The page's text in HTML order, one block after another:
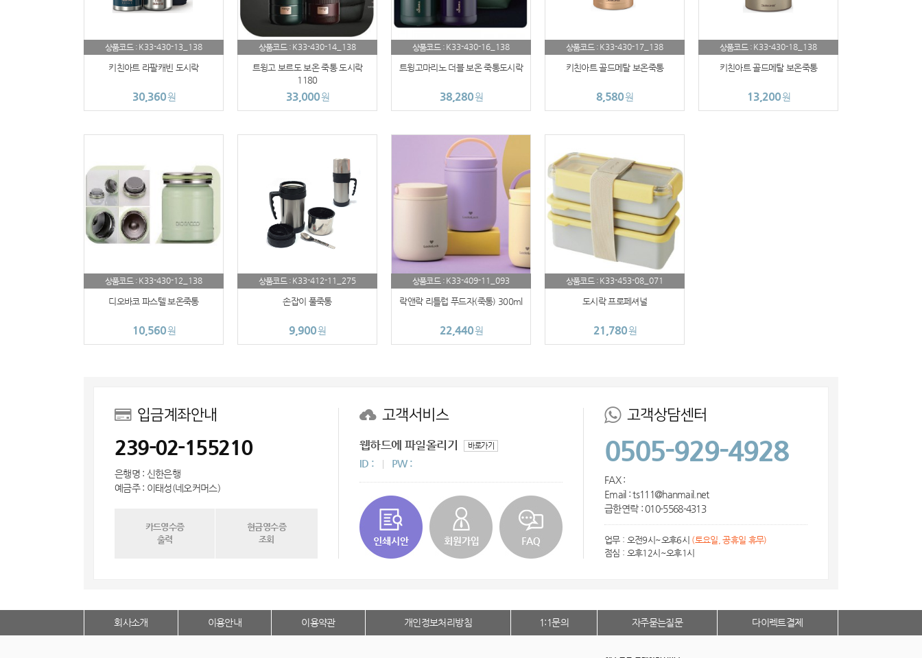
AP-100017
AP-100013
수건
AP-100036
시계
AP-100029
AP-100121
AP-100010
AP-100110
AP-100070
AP-100037
AP-100059
AP-100019
상품코드 : K33-430-13_138
키친아트 라팔캐빈 도시락
30,360원
상품코드 : K33-430-14_138
트윙고 보르도 보온 죽통 도시락
1180
33,000원
상품코드 : K33-430-16_138
트윙고마리노 더블 보온 죽통도시락
38,280원
상품코드 : K33-430-17_138
키친아트 골드메탈 보온죽통
8,580원
상품코드 : K33-430-18_138
키친아트 골드메탈 보온죽통
13,200원
상품코드 : K33-430-12_138
디오바코 파스텔 보온죽통
10,560원
상품코드 : K33-412-11_275
손잡이 풀죽통
9,900원
상품코드 : K33-409-11_093
락앤락 리틀럽 푸드자(죽통) 300ml
22,440원
상품코드 : K33-453-08_071
도시락 프로페셔널
21,780원
입금계좌안내
239-02-155210
은행명 : 신한은행
예금주 : 이태성(네오커머스)
카드영수증
출력
현금영수증
조회
고객서비스
웹하드에 파일올리기 바로가기
ID : PW :
고객상담센터
0505-929-4928
FAX :
Email : ts111@hanmail.net
급한연락 : 010-5568-4313
업무 : 오전9시~오후6시 (토요일, 공휴일 휴무)
점심 : 오후12시~오후1시
회사소개 이용안내 이용약관 개인정보처리방침 1:1문의 자주묻는질문 다이렉트결제